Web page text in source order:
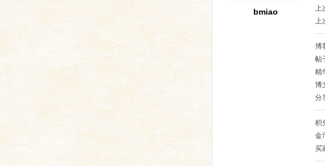
学
bmiao
上
上
博
帖
精
博
分
积
金
买